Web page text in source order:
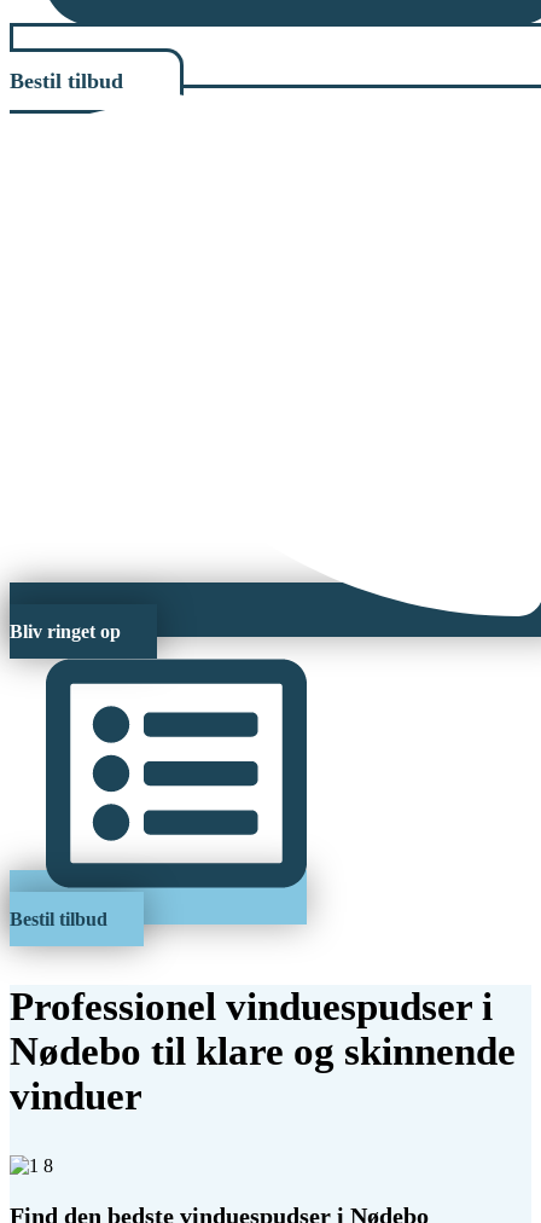
Bestil tilbud
Bliv ringet op
Bestil tilbud
Professionel vinduespudser i
Nødebo til klare og skinnende
vinduer
Find den bedste vinduespudser i Nødebo